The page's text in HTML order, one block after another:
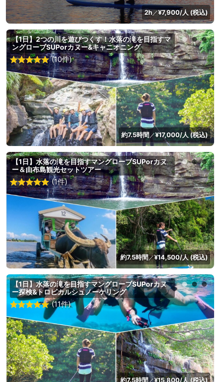
2h／¥7,900/人 (税込)
【1日】2つの川を遊びつくす！水落の滝を目指すマ
ングローブSUPorカヌー&キャニオニング
(10件)
約7.5時間／¥17,000/人 (税込)
【1日】水落の滝を目指すマングローブSUPorカヌ
ー＆由布島観光セットツアー
(1件)
約7.5時間／¥14,500/人 (税込)
【1日】水落の滝を目指すマングローブSUPorカヌ
ー探検&トロピカルシュノーケリング
(11件)
約7.5時間 ／¥15,800/人 (税込)